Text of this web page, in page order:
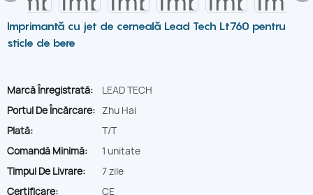
Imprimantă cu jet de cerneală Lead Tech Lt760 pentru
sticle de bere
Marcă Înregistrată:
LEAD TECH
Portul De Încărcare: Zhu Hai
Plată:
T/T
Comandă Minimă:
1 unitate
Timpul De Livrare:
7 zile
Certificare:
CE